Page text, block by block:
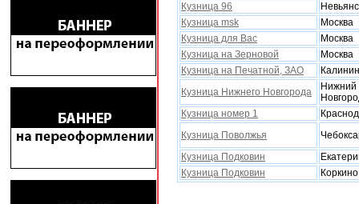
Кузница 96
Кузница msk
Москва
Кузница для Вас
Москва
Кузница на Зерновой
Москва
Кузница на Печатной, ЗАО
Кузница Нижнего Новгорода
Нижний
Кузница номер 1
Кузница Поволжья
Кузница Подковин
Кузница Подковин
Коркино